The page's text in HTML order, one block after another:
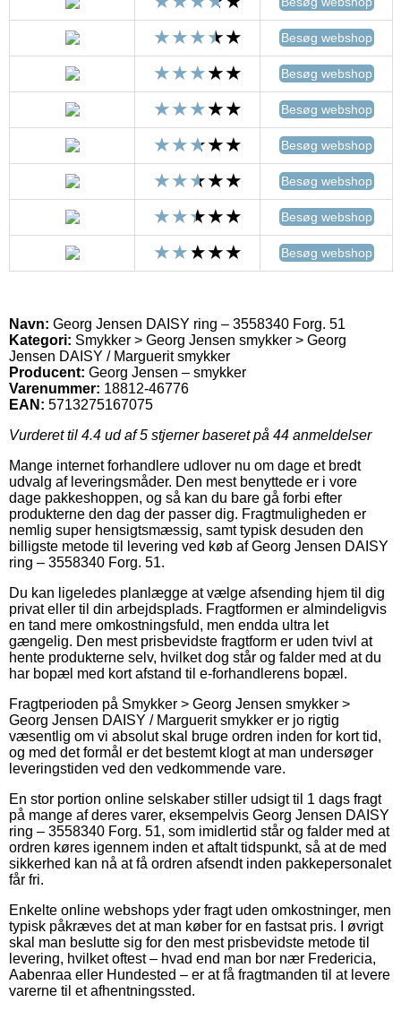
Besøg webshop
Besøg webshop
Besøg webshop
Besøg webshop
Besøg webshop
Besøg webshop
Besøg webshop
Navn: Georg Jensen DAISY ring – 3558340 Forg. 51
Kategori: Smykker > Georg Jensen smykker > Georg
Jensen DAISY / Marguerit smykker
Producent: Georg Jensen – smykker
Varenummer: 18812-46776
EAN: 5713275167075
Vurderet til 4.4 ud af 5 stjerner baseret på 44 anmeldelser
Mange internet forhandlere udlover nu om dage et bredt
udvalg af leveringsmåder. Den mest benyttede er i vore
dage pakkeshoppen, og så kan du bare gå forbi efter
produkterne den dag der passer dig. Fragtmuligheden er
nemlig super hensigtsmæssig, samt typisk desuden den
billigste metode til levering ved køb af Georg Jensen DAISY
ring – 3558340 Forg. 51.
Du kan ligeledes planlægge at vælge afsending hjem til dig
privat eller til din arbejdsplads. Fragtformen er almindeligvis
en tand mere omkostningsfuld, men endda ultra let
gængelig. Den mest prisbevidste fragtform er uden tvivl at
hente produkterne selv, hvilket dog står og falder med at du
har bopæl med kort afstand til e-forhandlerens bopæl.
Fragtperioden på Smykker > Georg Jensen smykker >
Georg Jensen DAISY / Marguerit smykker er jo rigtig
væsentlig om vi absolut skal bruge ordren inden for kort tid,
og med det formål er det bestemt klogt at man undersøger
leveringstiden ved den vedkommende vare.
En stor portion online selskaber stiller udsigt til 1 dags fragt
på mange af deres varer, eksempelvis Georg Jensen DAISY
ring – 3558340 Forg. 51, som imidlertid står og falder med at
ordren køres igennem inden et aftalt tidspunkt, så at de med
sikkerhed kan nå at få ordren afsendt inden pakkepersonalet
får fri.
Enkelte online webshops yder fragt uden omkostninger, men
typisk påkræves det at man køber for en fastsat pris. I øvrigt
skal man beslutte sig for den mest prisbevidste metode til
levering, hvilket oftest – hvad end man bor nær Fredericia,
Aabenraa eller Hundested – er at få fragtmanden til at levere
varerne til et afhentningssted.